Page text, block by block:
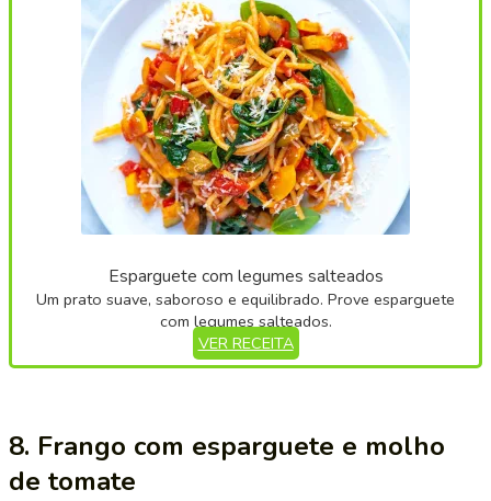
Esparguete com legumes salteados
Um prato suave, saboroso e equilibrado. Prove esparguete
com legumes salteados.
VER RECEITA
8. Frango com esparguete e molho
de tomate